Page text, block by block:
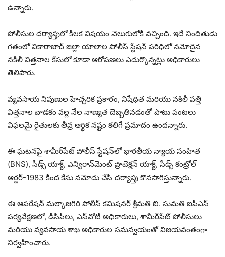
ఉన్నారు.
పోలీసుల దర్యాప్తులో కీలక విషయం వెలుగులోకి వచ్చింది. ఇదే నిందితుడు
గతంలో వికారాబాద్ జిల్లా యాలాల పోలీస్ స్టేషన్ పరిధిలో నమోదైన
నకిలీ విత్తనాల కేసులో కూడా ఆరోపణలు ఎదుర్కొన్నట్లు అధికారులు
తెలిపారు.
వ్యవసాయ నిపుణుల హెచ్చరిక ప్రకారం, నిషేధిత మరియు నకిలీ పత్తి
విత్తనాల వాడకం వల్ల నేల నాణ్యత దెబ్బతినడంతో పాటు పంటలు
విఫలమై రైతులకు తీవ్ర ఆర్థిక నష్టం కలిగే ప్రమాదం ఉందన్నారు.
ఈ ఘటనపై శామీర్‌పేట్ పోలీస్ స్టేషన్‌లో భారతీయ న్యాయ సంహిత
(BNS), సీడ్స్ యాక్ట్, ఎన్విరాన్‌మెంట్ ప్రొటెక్షన్ యాక్ట్, సీడ్స్ కంట్రోల్
ఆర్డర్-1983 కింద కేసు నమోదు చేసి దర్యాప్తు కొనసాగిస్తున్నారు.
ఈ ఆపరేషన్ మల్కాజిగిరి పోలీస్ కమిషనర్ శ్రీమతి బి. సుమతి ఐపీఎస్
పర్యవేక్షణలో, డీసీపీలు, ఎస్‌వోటీ అధికారులు, శామీర్‌పేట్ పోలీసులు
మరియు వ్యవసాయ శాఖ అధికారుల సమన్వయంతో విజయవంతంగా
నిర్వహించారు.